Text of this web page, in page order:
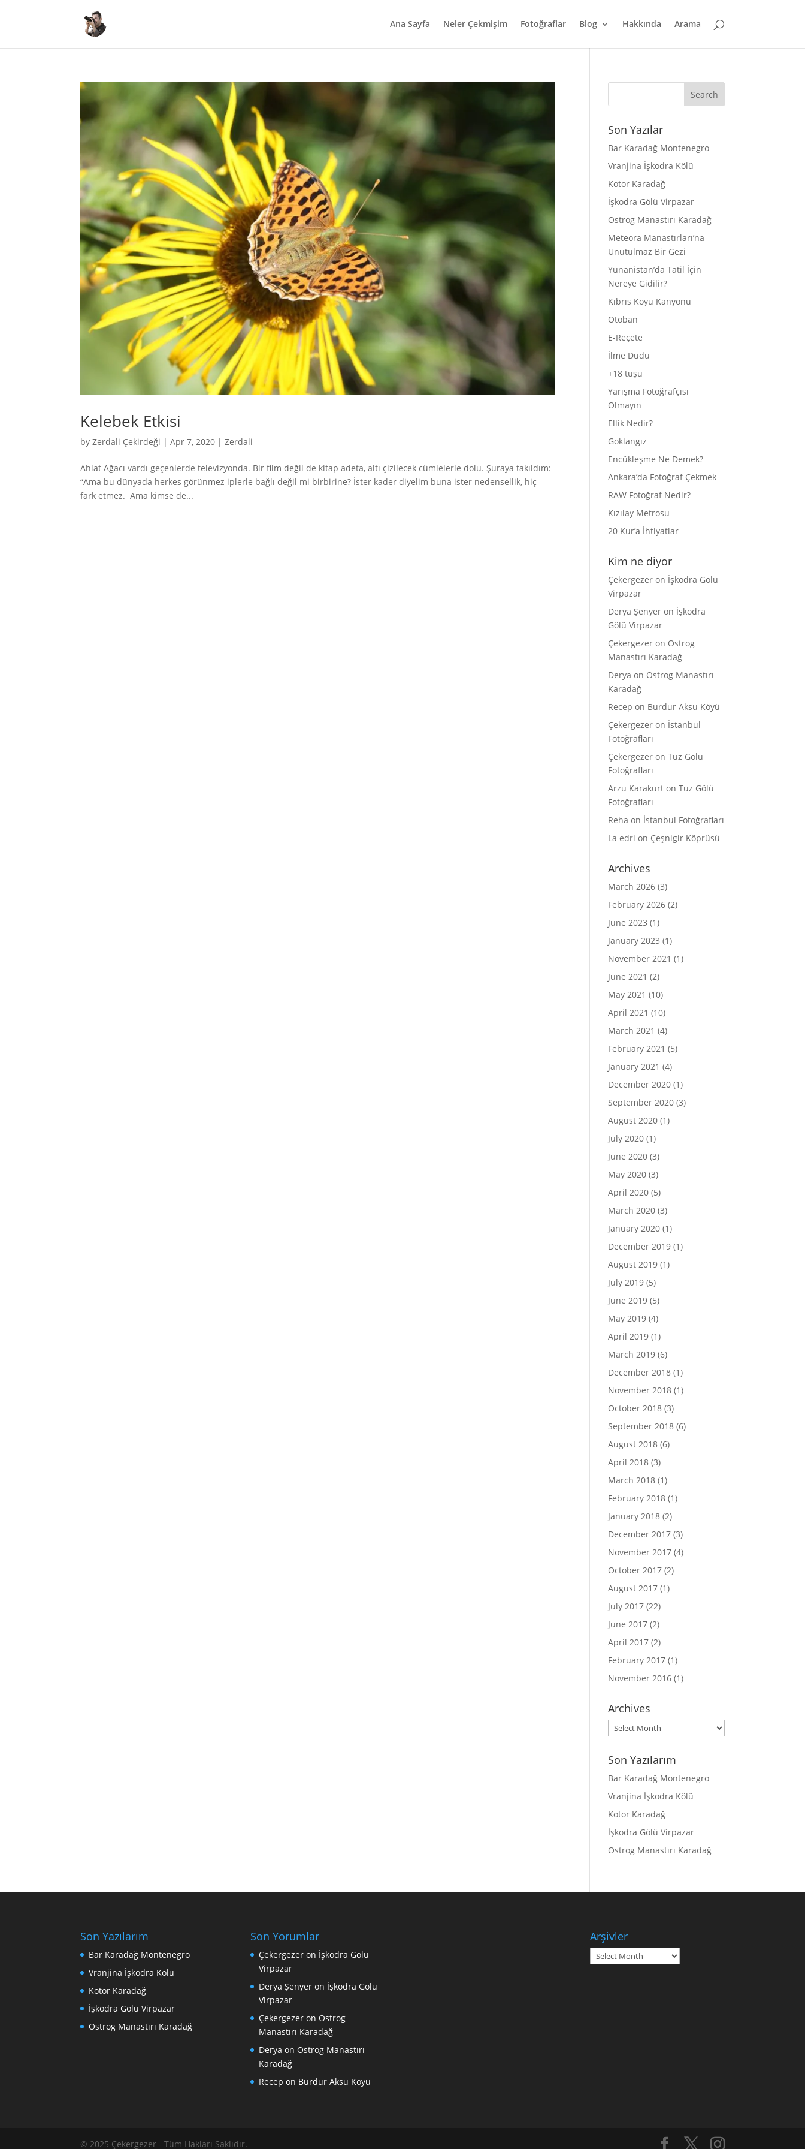
Ana Sayfa Neler Çekmişim Fotoğraflar Blog Hakkında Arama
Kelebek Etkisi
byZerdali Çekirdeği |Apr 7, 2020 |Zerdali
Ahlat Ağacı vardı geçenlerde televizyonda. Bir film değil de kitap adeta, altı çizilecek cümlelerle dolu. Şuraya takıldım:
“Ama bu dünyada herkes görünmez iplerle bağlı değil mi birbirine? İster kader diyelim buna ister nedensellik, hiç
fark etmez. Ama kimse de...
Son Yazılar
Bar Karadağ Montenegro
Vranjina İşkodra Kölü
Kotor Karadağ
İşkodra Gölü Virpazar
Ostrog Manastırı Karadağ
Meteora Manastırları’na
Unutulmaz Bir Gezi
Yunanistan’da Tatil İçin
Nereye Gidilir?
Kıbrıs Köyü Kanyonu
Otoban
E-Reçete
İlme Dudu
+18 tuşu
Yarışma Fotoğrafçısı
Olmayın
Ellik Nedir?
Goklangız
Encükleşme Ne Demek?
Ankara’da Fotoğraf Çekmek
RAW Fotoğraf Nedir?
Kızılay Metrosu
20 Kur’a İhtiyatlar
Kim ne diyor
Çekergezer on İşkodra Gölü
Virpazar
Derya Şenyer on İşkodra
Gölü Virpazar
Çekergezer on Ostrog
Manastırı Karadağ
Derya on Ostrog Manastırı
Karadağ
Recep on Burdur Aksu Köyü
Çekergezer on İstanbul
Fotoğrafları
Çekergezer onTuz Gölü
Fotoğrafları
Arzu Karakurt onTuz Gölü
Fotoğrafları
Reha on İstanbul Fotoğrafları
La edri on Çeşnigir Köprüsü
Archives
March 2026 (3)
February 2026 (2)
June 2023 (1)
January 2023 (1)
November 2021 (1)
June 2021 (2)
May 2021 (10)
April 2021 (10)
March 2021 (4)
February 2021 (5)
January 2021 (4)
December 2020 (1)
September 2020 (3)
August 2020 (1)
July 2020 (1)
June 2020 (3)
May 2020 (3)
April 2020 (5)
March 2020 (3)
January 2020 (1)
December 2019 (1)
August 2019 (1)
July 2019 (5)
June 2019 (5)
May 2019 (4)
April 2019 (1)
March 2019 (6)
December 2018 (1)
November 2018 (1)
October 2018 (3)
September 2018 (6)
August 2018 (6)
April 2018 (3)
March 2018 (1)
February 2018 (1)
January 2018 (2)
December 2017 (3)
November 2017 (4)
October 2017 (2)
August 2017 (1)
July 2017 (22)
June 2017 (2)
April 2017 (2)
February 2017 (1)
November 2016 (1)
Archives
Archives
Son Yazılarım
Bar Karadağ Montenegro
Vranjina İşkodra Kölü
Kotor Karadağ
İşkodra Gölü Virpazar
Ostrog Manastırı Karadağ
Son Yazılarım
Bar Karadağ Montenegro
Vranjina İşkodra Kölü
Kotor Karadağ
İşkodra Gölü Virpazar
Ostrog Manastırı Karadağ
Son Yorumlar
Çekergezeron İşkodra Gölü
Virpazar
Derya Şenyeron İşkodra Gölü
Virpazar
Çekergezeron Ostrog
Manastırı Karadağ
Derya on Ostrog Manastırı
Karadağ
Recep on Burdur Aksu Köyü
Arşivler
Arşivler
© 2025 Çekergezer - Tüm Hakları Saklıdır.